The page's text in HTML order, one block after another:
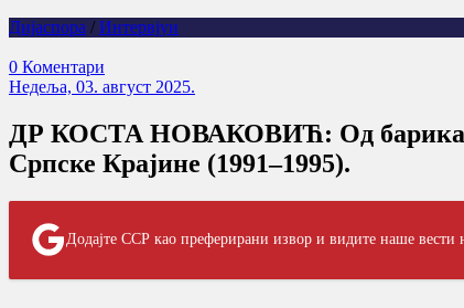
Дијаспора / Интервјуи
0 Коментари
Недеља, 03. август 2025.
ДР КОСТА НОВАКОВИЋ: Од барикада
Српске Крајине (1991–1995).
Додајте ССР као преферирани извор и видите наше вести